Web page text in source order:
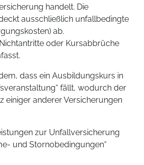
handelt. Die
ausschließlich unfallbedingte
ab.
oder Kursabbrüche
dass ein Ausbildungskurs in
fällt, wodurch der
einiger anderer Versicherungen
zur Unfallversicherung
und Stornobedingungen“